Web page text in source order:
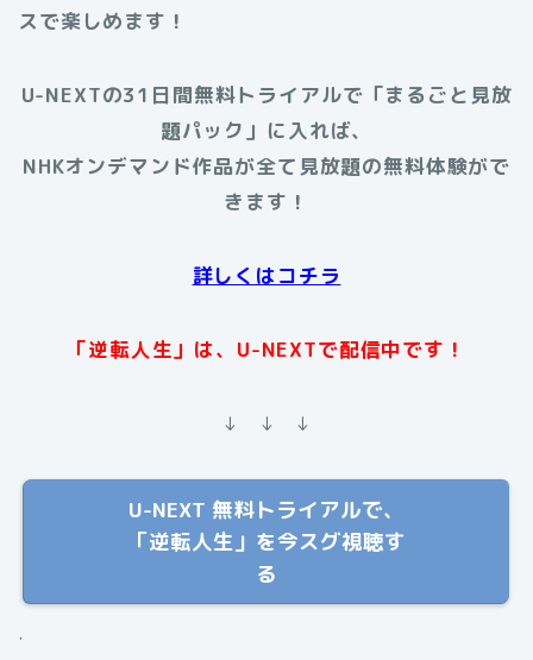
スで楽しめます！
U-NEXTの31日間無料トライアルで「まるごと見放
題パック」に入れば、
NHKオンデマンド作品が全て見放題の無料体験がで
きます！
詳しくはコチラ
「逆転人生」は、U-NEXTで配信中です！
↓ ↓ ↓
U-NEXT 無料トライアルで、
「逆転人生」を今スグ視聴す
る
.